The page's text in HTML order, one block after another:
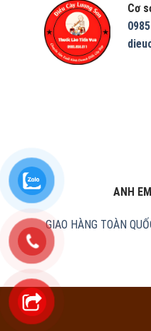
Cơ
ANH
GIAO HÀNG TOÀN